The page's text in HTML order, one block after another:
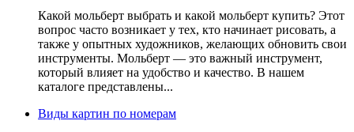
Какой мольберт выбрать и какой мольберт купить? Этот
вопрос часто возникает у тех, кто начинает рисовать, а
также у опытных художников, желающих обновить свои
инструменты. Мольберт — это важный инструмент,
который влияет на удобство и качество. В нашем
каталоге представлены...
Виды картин по номерам